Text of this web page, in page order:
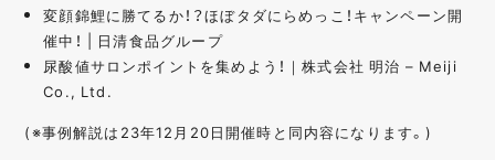
変顔錦鯉に勝てるか！？ほぼタダにらめっこ！キャンペーン開
催中！ | 日清食品グループ
尿酸値サロンポイントを集めよう！｜株式会社 明治 – Meiji
Co., Ltd.
(※事例解説は23年12月20日開催時と同内容になります。)